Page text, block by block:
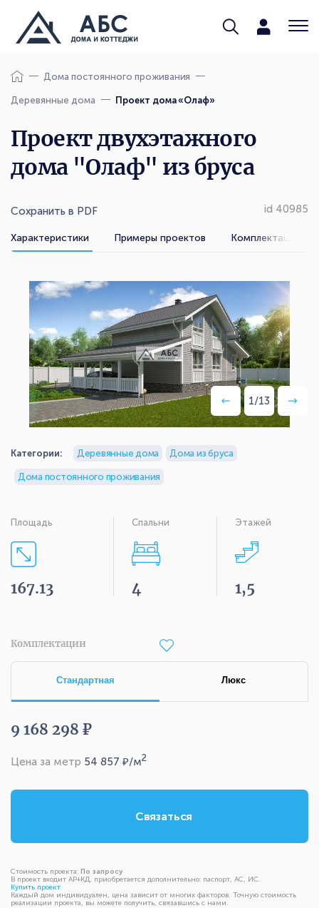
Дома постоянного проживания
Деревянные дома Проект дома «Олаф»
Проект двухэтажного
дома "Олаф" из бруса
Сохранить в PDF id 40985
Характеристики Примеры проектов Комплектации
Категории: Деревянные дома Дома из бруса
Дома постоянного проживания
1/13
Площадь
167.13
Спальни
4
Этажей
1,5
Комплектации
Стандартная Люкс
9 168 298 ₽
Цена за метр 54 857 ₽/м2
Связаться
Стоимость проекта: По запросу
В проект входит АР+КД, приобретается дополнительно: паспорт, АС, ИС.
Купить проект
Каждый дом индивидуален, цена зависит от многих факторов. Точную стоимость
реализации проекта, вы можете получить, связавшись с нами.